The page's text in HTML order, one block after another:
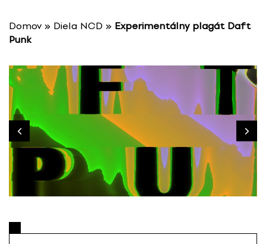
Domov » Diela NCD » Experimentálny plagát Daft
Punk